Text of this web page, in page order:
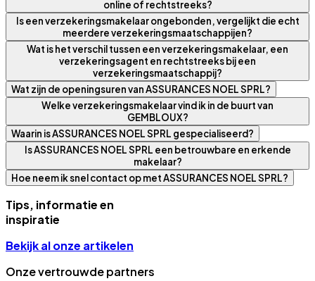
online of rechtstreeks?
Is een verzekeringsmakelaar ongebonden, vergelijkt die echt
meerdere verzekeringsmaatschappijen?
Wat is het verschil tussen een verzekeringsmakelaar, een
verzekeringsagent en rechtstreeks bij een
verzekeringsmaatschappij?
Wat zijn de openingsuren van ASSURANCES NOEL SPRL?
Welke verzekeringsmakelaar vind ik in de buurt van
GEMBLOUX?
Waarin is ASSURANCES NOEL SPRL gespecialiseerd?
Is ASSURANCES NOEL SPRL een betrouwbare en erkende
makelaar?
Hoe neem ik snel contact op met ASSURANCES NOEL SPRL?
Tips, informatie en
inspiratie
Bekijk al onze artikelen
Onze vertrouwde partners